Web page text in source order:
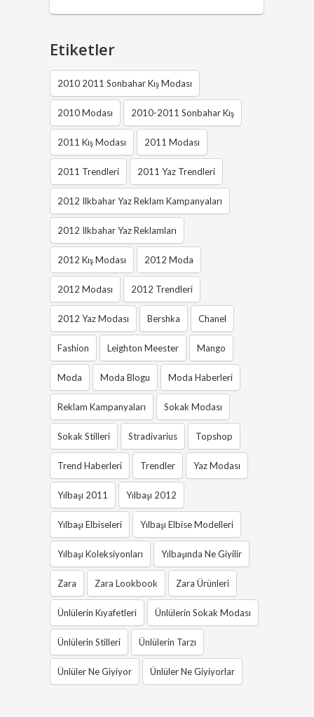
Etiketler
2010 2011 Sonbahar Kış Modası
2010 Modası 2010-2011 Sonbahar Kış
2011 Kış Modası 2011 Modası
2011 Trendleri 2011 Yaz Trendleri
2012 Ilkbahar Yaz Reklam Kampanyaları
2012 Ilkbahar Yaz Reklamları
2012 Kış Modası 2012 Moda
2012 Modası 2012 Trendleri
2012 Yaz Modası Bershka Chanel
Fashion Leighton Meester Mango
Moda Moda Blogu Moda Haberleri
Reklam Kampanyaları Sokak Modası
Sokak Stilleri Stradivarius Topshop
Trend Haberleri Trendler Yaz Modası
Yılbaşı 2011 Yılbaşı 2012
Yılbaşı Elbiseleri Yılbaşı Elbise Modelleri
Yılbaşı Koleksiyonları Yılbaşında Ne Giyilir
Zara Zara Lookbook Zara Ürünleri
Ünlülerin Kıyafetleri Ünlülerin Sokak Modası
Ünlülerin Stilleri Ünlülerin Tarzı
Ünlüler Ne Giyiyor Ünlüler Ne Giyiyorlar